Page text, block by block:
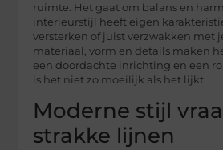
ruimte. Het gaat om balans en
interieurstijl heeft eigen
versterken of juist verzwakken met
materiaal, vorm en details maken
een doordachte inrichting en een
is het niet zo moeilijk als het lijkt.
Moderne stijl
strakke lijnen